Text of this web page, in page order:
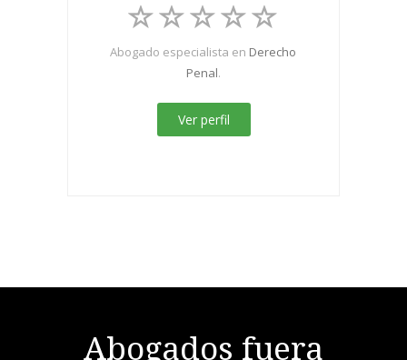
Abogado especialista en Derecho
Penal.
Ver perfil
Abogados fuera